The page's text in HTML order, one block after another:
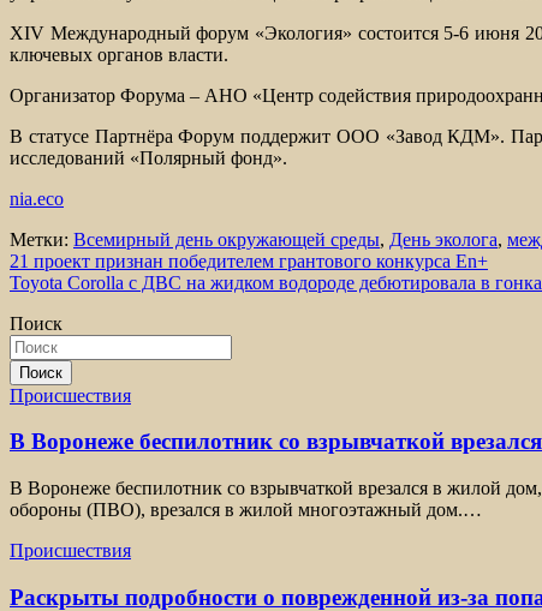
XIV Международный форум «Экология» состоится 5-6 июня
ключевых органов власти.
Организатор Форума – АНО «Центр содействия
В статусе Партнёра Форум поддержит ООО «Завод КДМ».
исследований «Полярный фонд».
nia.eco
Метки: Всемирный день окружающей среды, День эколога,
Навигация
по
записям
21 проект признан победителем грантового конкурса En+
Toyota Corolla с ДВС на жидком водороде дебютировала в
Поиск
Поиск
Происшествия
В Воронеже беспилотник со взрывчаткой
В Воронеже беспилотник со взрывчаткой врезался в жилой
обороны (ПВО), врезался в жилой многоэтажный дом.…
Происшествия
Раскрыты подробности о поврежденной из-за